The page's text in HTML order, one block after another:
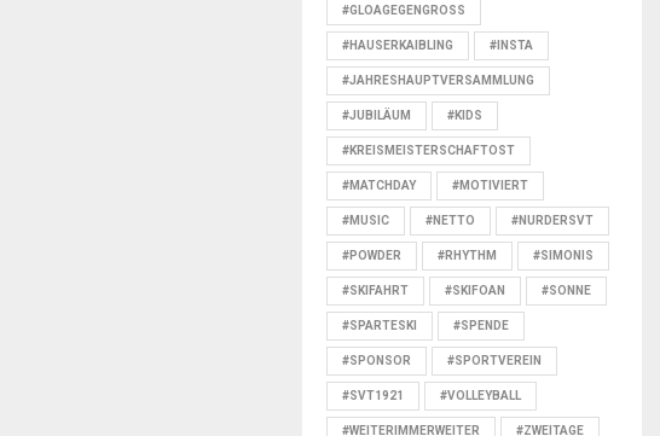
#GLOAGEGENGROSS
#HAUSERKAIBLING #INSTA
#JAHRESHAUPTVERSAMMLUNG
#JUBILÄUM #KIDS
#KREISMEISTERSCHAFTOST
#MATCHDAY #MOTIVIERT
#MUSIC #NETTO #NURDERSVT
#POWDER #RHYTHM #SIMONIS
#SKIFAHRT #SKIFOAN #SONNE
#SPARTESKI #SPENDE
#SPONSOR #SPORTVEREIN
#SVT1921 #VOLLEYBALL
#WEITERIMMERWEITER #ZWEITAGE